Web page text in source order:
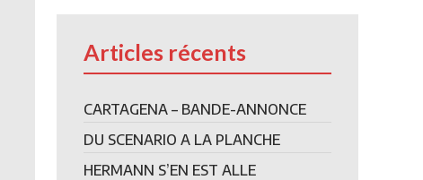
Articles récents
CARTAGENA – BANDE-ANNONCE
DU SCENARIO A LA PLANCHE
HERMANN S’EN EST ALLE